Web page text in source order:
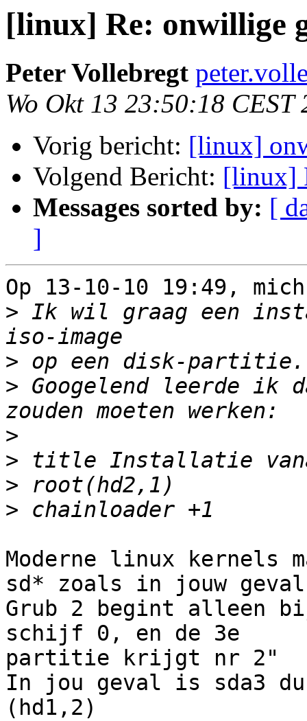
[linux] Re: onwillige
Peter Vollebregt
Wo Okt 13 23:50:18 CEST
Vorig bericht: [linux]
Volgend Bericht: [linux]
Messages sorted by: [
]
Op 13-10-10 19:49,
> Ik wil graag een
>
> Googelend leerde ik
>
>
>
>
Moderne linux kernels
sd* zoals in jouw
Grub 2 begint alleen
schijf 0, en de 3e
partitie krijgt nr 2"
In jou geval is sda3
(hd1,2)